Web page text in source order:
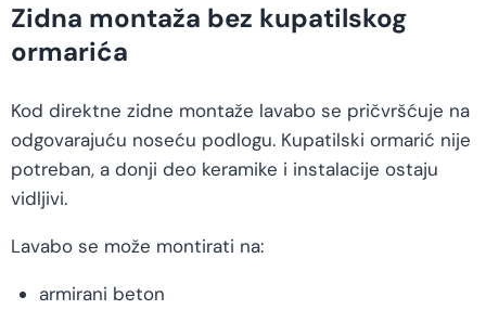
Zidna montaža bez kupatilskog
ormarića
Kod direktne zidne montaže lavabo se pričvršćuje na
odgovarajuću noseću podlogu. Kupatilski ormarić nije
potreban, a donji deo keramike i instalacije ostaju
vidljivi.
Lavabo se može montirati na:
armirani beton